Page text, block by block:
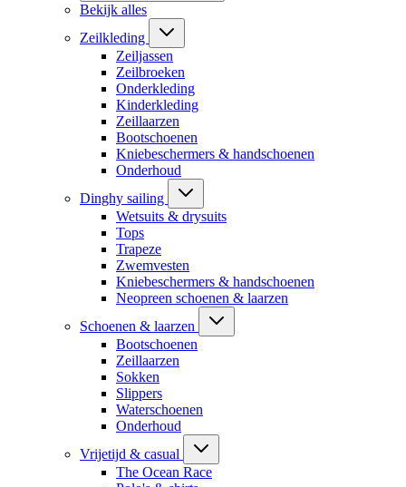
Bekijk alles
Zeilkleding
Zeiljassen
Zeilbroeken
Onderkleding
Kinderkleding
Zeillaarzen
Bootschoenen
Kniebeschermers & handschoenen
Onderhoud
Dinghy sailing
Wetsuits & drysuits
Tops
Trapeze
Zwemvesten
Kniebeschermers & handschoenen
Neopreen schoenen & laarzen
Schoenen & laarzen
Bootschoenen
Zeillaarzen
Sokken
Slippers
Waterschoenen
Onderhoud
Vrijetijd & casual
The Ocean Race